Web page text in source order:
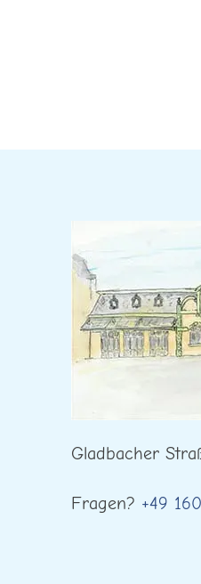
Gladbacher
Fragen? +49